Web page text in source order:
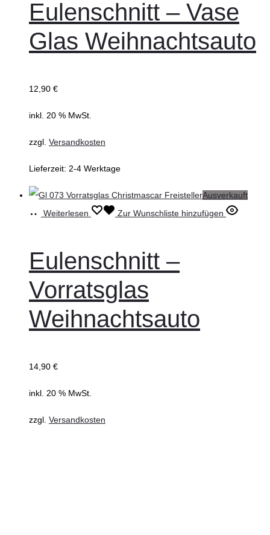
Eulenschnitt – Vase
Glas Weihnachtsauto
12,90 €
inkl. 20 % MwSt.
zzgl. Versandkosten
Lieferzeit: 2-4 Werktage
Ausverkauft
Weiterlesen
Zur Wunschliste hinzufügen
Eulenschnitt –
Vorratsglas
Weihnachtsauto
14,90 €
inkl. 20 % MwSt.
zzgl. Versandkosten